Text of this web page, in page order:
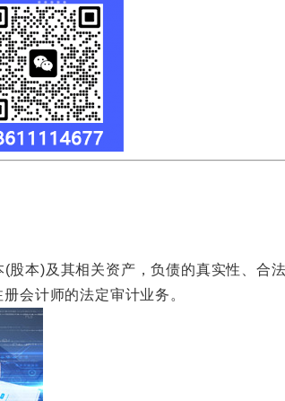
本)及其相关资产，负债的真实性、合
会计师的法定审计业务。